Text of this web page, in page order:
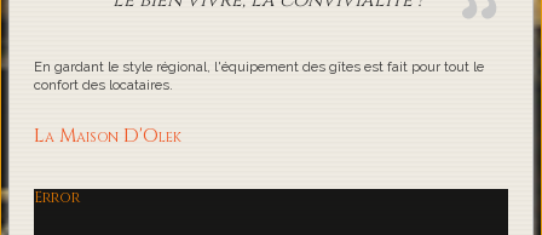
En gardant le style régional, l'équipement des gîtes est fait pour tout le
confort des locataires.
La Maison D'Olek
Error